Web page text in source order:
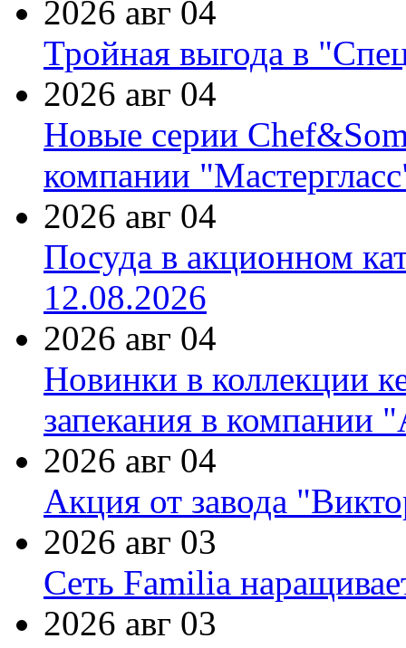
2026 авг 04
Тройная выгода в
2026 авг 04
Новые серии
компании
2026 авг 04
Посуда в акционном
12.08.2026
2026 авг 04
Новинки в коллекции
запекания в компании
2026 авг 04
Акция от завода
2026 авг 03
Сеть Familia
2026 авг 03